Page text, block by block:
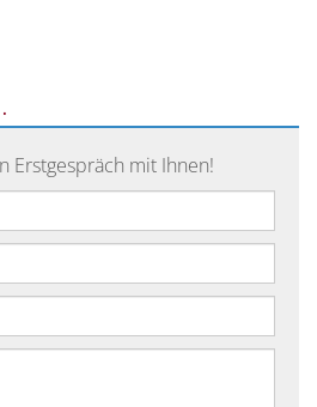
Erstgespräch mit Ihnen!